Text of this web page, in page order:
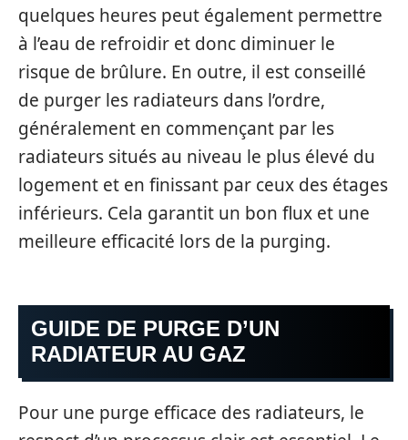
quelques heures peut également permettre
à l’eau de refroidir et donc diminuer le
risque de brûlure. En outre, il est conseillé
de purger les radiateurs dans l’ordre,
généralement en commençant par les
radiateurs situés au niveau le plus élevé du
logement et en finissant par ceux des étages
inférieurs. Cela garantit un bon flux et une
meilleure efficacité lors de la purging.
GUIDE DE PURGE D’UN
RADIATEUR AU GAZ
Pour une purge efficace des radiateurs, le